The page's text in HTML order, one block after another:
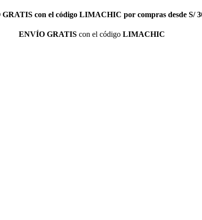
GRATIS con el código LIMACHIC por compras desde S/
ENVÍO GRATIScon el código LIMACHIC